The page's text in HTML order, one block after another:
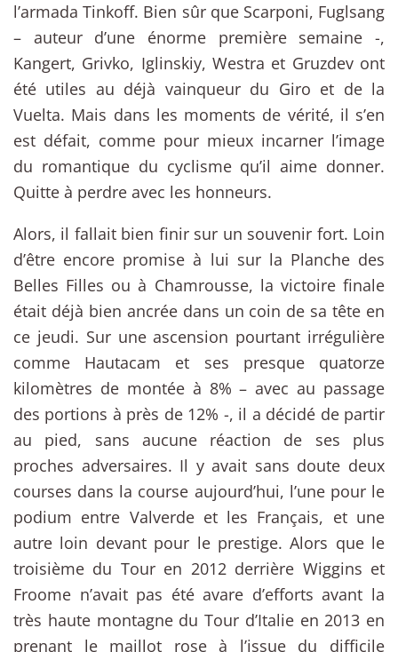
l’armada Tinkoff. Bien sûr que Scarponi, Fuglsang
– auteur d’une énorme première semaine -,
Kangert, Grivko, Iglinskiy, Westra et Gruzdev ont
été utiles au déjà vainqueur du Giro et de la
Vuelta. Mais dans les moments de vérité, il s’en
est défait, comme pour mieux incarner l’image
du romantique du cyclisme qu’il aime donner.
Quitte à perdre avec les honneurs.
Alors, il fallait bien finir sur un souvenir fort. Loin
d’être encore promise à lui sur la Planche des
Belles Filles ou à Chamrousse, la victoire finale
était déjà bien ancrée dans un coin de sa tête en
ce jeudi. Sur une ascension pourtant irrégulière
comme Hautacam et ses presque quatorze
kilomètres de montée à 8% – avec au passage
des portions à près de 12% -, il a décidé de partir
au pied, sans aucune réaction de ses plus
proches adversaires. Il y avait sans doute deux
courses dans la course aujourd’hui, l’une pour le
podium entre Valverde et les Français, et une
autre loin devant pour le prestige. Alors que le
troisième du Tour en 2012 derrière Wiggins et
Froome n’avait pas été avare d’efforts avant la
très haute montagne du Tour d’Italie en 2013 en
prenant le maillot rose à l’issue du difficile